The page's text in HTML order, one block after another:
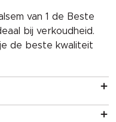
van 1 de Beste
bij verkoudheid.
de beste kwaliteit